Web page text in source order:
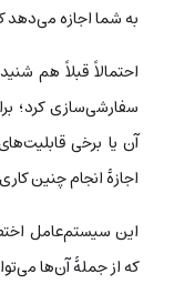
به شما اجازه می‌دهد
احتمالاً قبلاً هم
اجازۀ انجام چنین
این سیستم‌عامل
که از جملۀ آن‌ها